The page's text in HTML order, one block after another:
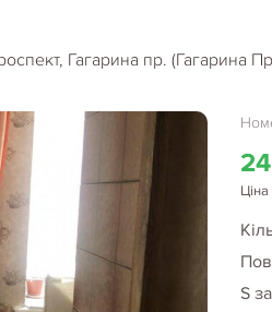
Гагарина пр. (Гагарина
Ціна
S